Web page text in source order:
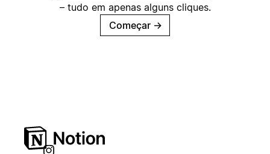
– tudo em apenas alguns cliques.
Começar →